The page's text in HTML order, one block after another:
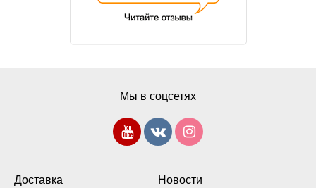
Доставка
Новости
Мы в соцсетях